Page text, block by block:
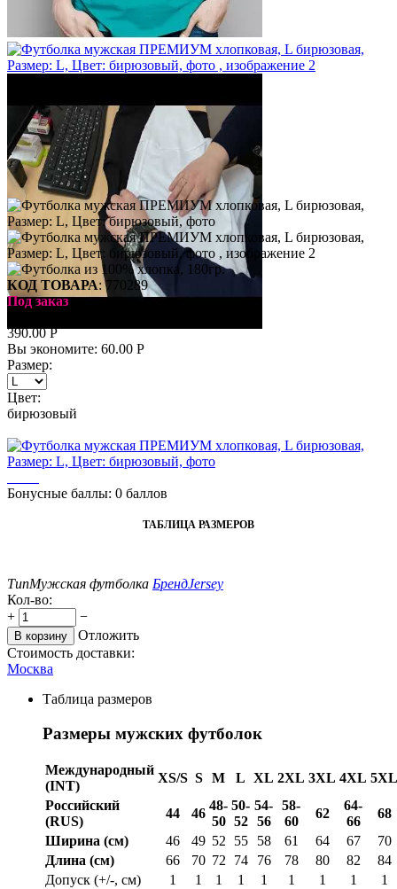
КОД ТОВАРА: 770289
Под заказ
390.00 Р
Вы экономите: 60.00 Р
Размер:
Цвет:
бирюзовый
Бонусные баллы: 0 баллов
ТАБЛИЦА РАЗМЕРОВ
ТипМужская футболка БрендJersey
Кол-во:
+
−
В корзину
Отложить
Стоимость доставки:
Москва
Таблица размеров
Размеры мужских футболок
Международный
(INT)
XS/S S M L XL 2XL 3XL 4XL 5XL
Российский
(RUS)
44 46
48-
50
50-
52
54-
56
58-
60
62
64-
66
68
Ширина (см)
46 49 52 55 58 61 64 67
70
Длина (см)
66 70 72 74 76 78 80 82
84
Допуск (+/-, см)
1 1 1 1 1 1 1 1 1